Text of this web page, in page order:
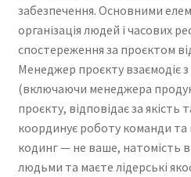
забезпечення. Основними
організація людей і часових
спостереження за проєктом
Менеджер проєкту взаємодіє
(включаючи менеджера
проєкту, відповідає за якість
координує роботу команди та
кодинг — не ваше, натомість
людьми та маєте лідерські